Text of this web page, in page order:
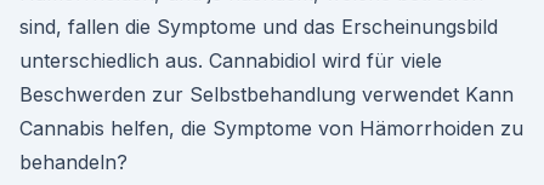
sind, fallen die Symptome und das Erscheinungsbild
unterschiedlich aus. Cannabidiol wird für viele
Beschwerden zur Selbstbehandlung verwendet Kann
Cannabis helfen, die Symptome von Hämorrhoiden zu
behandeln?